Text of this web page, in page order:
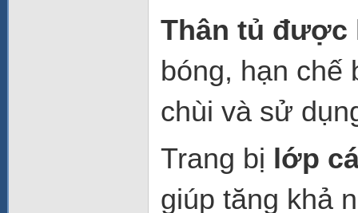
Thân tủ được
bóng, hạn chế
chùi và sử
Trang bị lớp
giúp tăng khả